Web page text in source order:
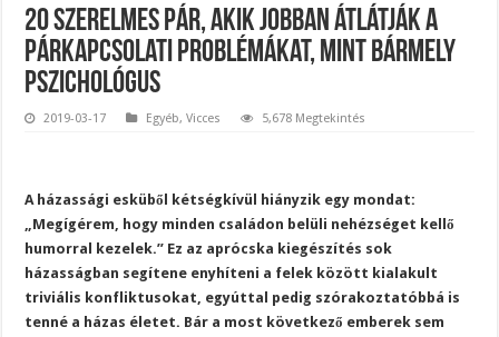
20 szerelmes pár, akik jobban átlátják a
párkapcsolati problémákat, mint bármely
pszichológus
2019-03-17 Egyéb,Vicces 5,678 Megtekintés
A házassági esküből kétségkívül hiányzik egy mondat:
„Megígérem, hogy minden családon belüli nehézséget kellő
humorral kezelek.” Ez az aprócska kiegészítés sok
házasságban segítene enyhíteni a felek között kialakult
triviális konfliktusokat, egyúttal pedig szórakoztatóbbá is
tenné a házas életet. Bár a most következő emberek sem